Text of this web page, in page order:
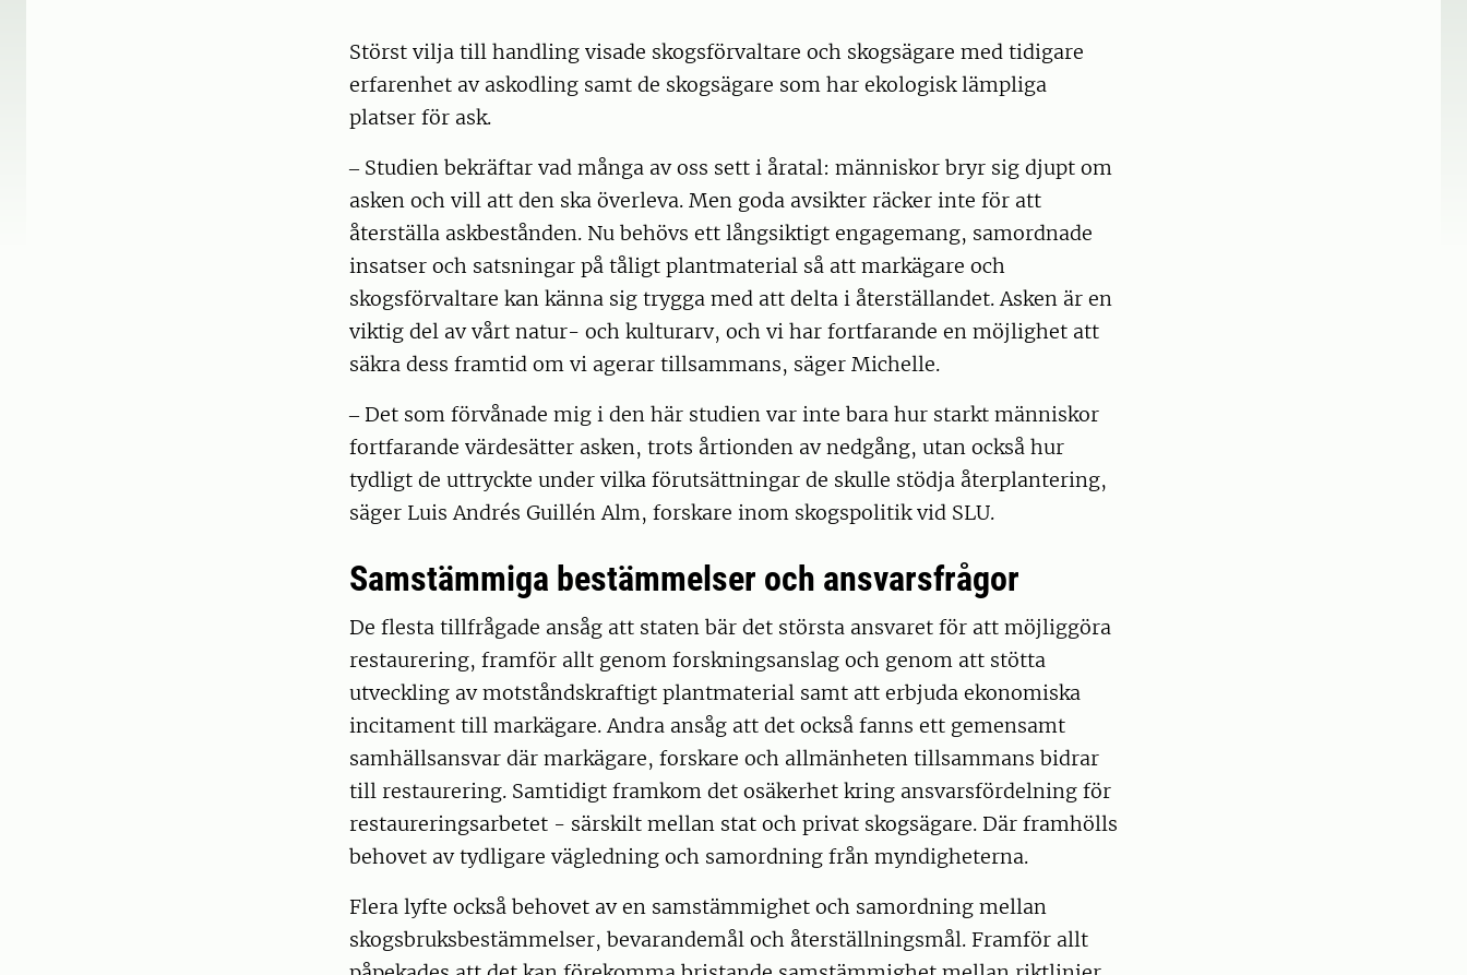
Störst vilja till handling visade skogsförvaltare och skogsägare med tidigare
erfarenhet av askodling samt de skogsägare som har ekologisk lämpliga
platser för ask.
‒ Studien bekräftar vad många av oss sett i åratal: människor bryr sig djupt om
asken och vill att den ska överleva. Men goda avsikter räcker inte för att
återställa askbestånden. Nu behövs ett långsiktigt engagemang, samordnade
insatser och satsningar på tåligt plantmaterial så att markägare och
skogsförvaltare kan känna sig trygga med att delta i återställandet. Asken är en
viktig del av vårt natur- och kulturarv, och vi har fortfarande en möjlighet att
säkra dess framtid om vi agerar tillsammans, säger Michelle.
‒ Det som förvånade mig i den här studien var inte bara hur starkt människor
fortfarande värdesätter asken, trots årtionden av nedgång, utan också hur
tydligt de uttryckte under vilka förutsättningar de skulle stödja återplantering,
säger Luis Andrés Guillén Alm, forskare inom skogspolitik vid SLU.
Samstämmiga bestämmelser och ansvarsfrågor
De flesta tillfrågade ansåg att staten bär det största ansvaret för att möjliggöra
restaurering, framför allt genom forskningsanslag och genom att stötta
utveckling av motståndskraftigt plantmaterial samt att erbjuda ekonomiska
incitament till markägare. Andra ansåg att det också fanns ett gemensamt
samhällsansvar där markägare, forskare och allmänheten tillsammans bidrar
till restaurering. Samtidigt framkom det osäkerhet kring ansvarsfördelning för
restaureringsarbetet - särskilt mellan stat och privat skogsägare. Där framhölls
behovet av tydligare vägledning och samordning från myndigheterna.
Flera lyfte också behovet av en samstämmighet och samordning mellan
skogsbruksbestämmelser, bevarandemål och återställningsmål. Framför allt